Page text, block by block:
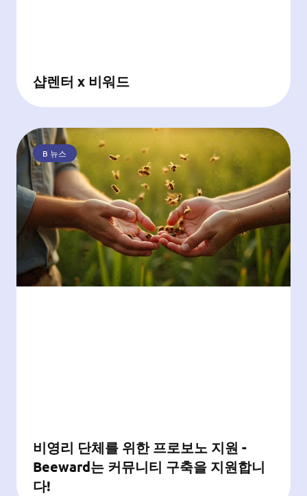
샵렌터 x 비워드
B 뉴스
비영리 단체를 위한 프로보노 지원 -
Beeward는 커뮤니티 구축을 지원합니
다!